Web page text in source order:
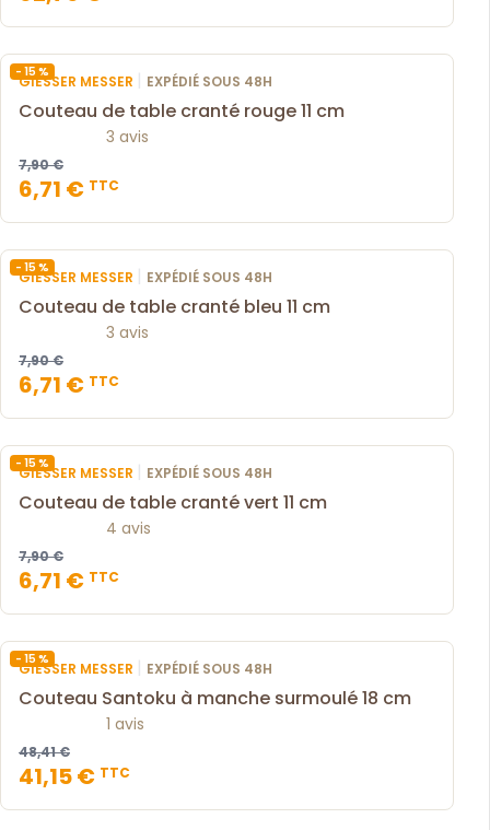
- 15 %
GIESSER MESSER | EXPÉDIÉ SOUS 48H
Couteau de table cranté rouge 11 cm
3 avis
7,90 €
6,71 € TTC
- 15 %
GIESSER MESSER | EXPÉDIÉ SOUS 48H
Couteau de table cranté bleu 11 cm
3 avis
7,90 €
6,71 € TTC
- 15 %
GIESSER MESSER | EXPÉDIÉ SOUS 48H
Couteau de table cranté vert 11 cm
4 avis
7,90 €
6,71 € TTC
- 15 %
GIESSER MESSER | EXPÉDIÉ SOUS 48H
Couteau Santoku à manche surmoulé 18 cm
1 avis
48,41 €
41,15 € TTC